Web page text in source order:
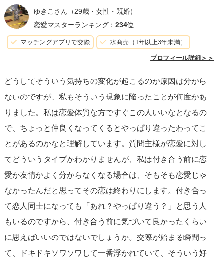
ゆきこさん （29歳・女性・既婚）
恋愛マスターランキング： 234位
マッチングアプリで交際 水商売（1年以上3年未満）
プロフィール詳細＞＞
どうしてそういう気持ちの変化が起こるのか原因は分から
ないのですが、私もそういう現象に陥ったことが何度かあ
りました。私は恋愛体質な方ですぐこの人いいなとなるの
で、ちょっと仲良くなってくるとやっぱり違ったわってこ
とがあるのかなと理解しています。質問主様が恋愛に対し
てどういうタイプかわかりませんが、私は付き合う前に恋
愛か友情かよく分からなくなる場合は、そもそも恋愛じゃ
なかったんだと思ってその恋は終わりにします。付き合っ
て恋人同士になっても「あれ？やっぱり違う？」と思う人
もいるのですから、付き合う前に気づいて良かったくらい
に思えばいいのではないでしょうか。交際が始まる瞬間っ
て、ドキドキソワソワして一番浮かれていて、そういう好